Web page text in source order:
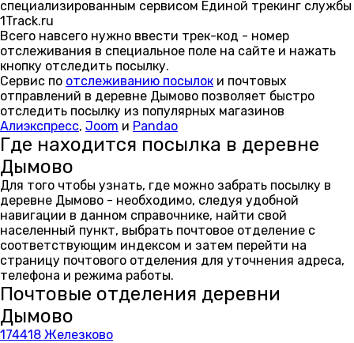
специализированным сервисом Единой трекинг службы
1Track.ru
Всего навсего нужно ввести трек-код - номер
отслеживания в специальное поле на сайте и нажать
кнопку отследить посылку.
Сервис по отслеживанию посылок и почтовых
отправлений в деревне Дымово позволяет быстро
отследить посылку из популярных магазинов
Алиэкспресс, Joom и Pandao
Где находится посылка в деревне
Дымово
Для того чтобы узнать, где можно забрать посылку в
деревне Дымово - необходимо, следуя удобной
навигации в данном справочнике, найти свой
населенный пункт, выбрать почтовое отделение с
соответствующим индексом и затем перейти на
страницу почтового отделения для уточнения адреса,
телефона и режима работы.
Почтовые отделения деревни
Дымово
174418 Железково